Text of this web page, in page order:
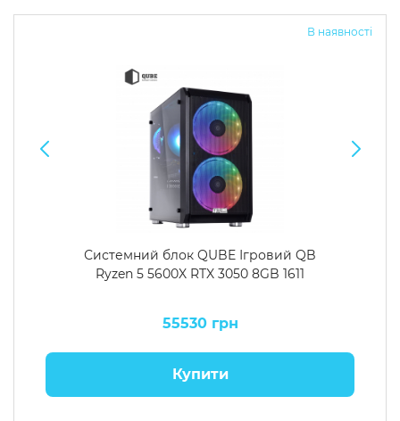
В наявності
Системний блок QUBE Ігровий QB
Ryzen 5 5600X RTX 3050 8GB 1611
55530 грн
Купити